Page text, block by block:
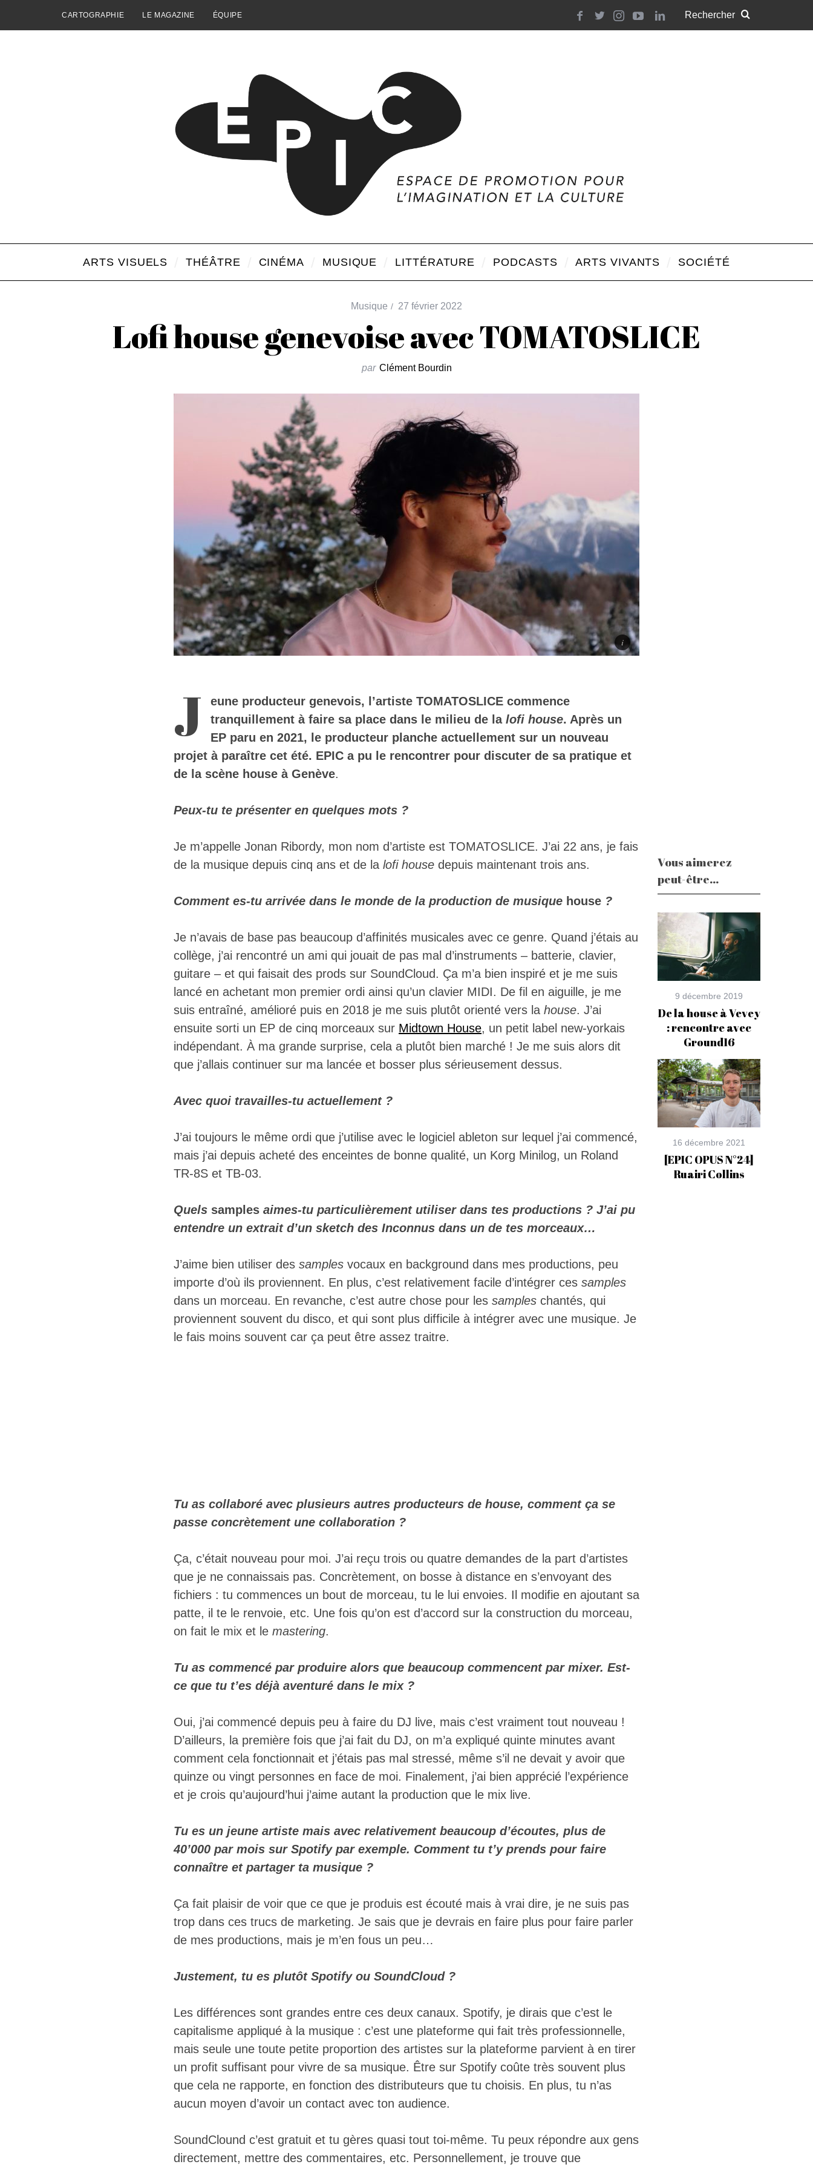
CARTOGRAPHIE LE MAGAZINE ÉQUIPE
ARTS VISUELS THÉÂTRE CINÉMA MUSIQUE LITTÉRATURE PODCASTS ARTS VIVANTS SOCIÉTÉ
Musique 27 février 2022
Lofi house genevoise avec TOMATOSLICE
par Clément Bourdin
J
eune producteur genevois, l’artiste TOMATOSLICE commence
tranquillement à faire sa place dans le milieu de la lofi house. Après un
EP paru en 2021, le producteur planche actuellement sur un nouveau
projet à paraître cet été. EPIC a pu le rencontrer pour discuter de sa pratique et
de la scène house à Genève.
Peux-tu te présenter en quelques mots ?
Je m’appelle Jonan Ribordy, mon nom d’artiste est TOMATOSLICE. J’ai 22 ans, je fais
de la musique depuis cinq ans et de la lofi house depuis maintenant trois ans.
Comment es-tu arrivée dans le monde de la production de musique house ?
Je n’avais de base pas beaucoup d’affinités musicales avec ce genre. Quand j’étais au
collège, j’ai rencontré un ami qui jouait de pas mal d’instruments – batterie, clavier,
guitare – et qui faisait des prods sur SoundCloud. Ça m’a bien inspiré et je me suis
lancé en achetant mon premier ordi ainsi qu’un clavier MIDI. De fil en aiguille, je me
suis entraîné, amélioré puis en 2018 je me suis plutôt orienté vers la house. J’ai
ensuite sorti un EP de cinq morceaux sur Midtown House, un petit label new-yorkais
indépendant. À ma grande surprise, cela a plutôt bien marché ! Je me suis alors dit
que j’allais continuer sur ma lancée et bosser plus sérieusement dessus.
Avec quoi travailles-tu actuellement ?
J’ai toujours le même ordi que j’utilise avec le logiciel ableton sur lequel j’ai commencé,
mais j’ai depuis acheté des enceintes de bonne qualité, un Korg Minilog, un Roland
TR-8S et TB-03.
Quels samples aimes-tu particulièrement utiliser dans tes productions ? J’ai pu
entendre un extrait d’un sketch des Inconnus dans un de tes morceaux…
J’aime bien utiliser des samples vocaux en background dans mes productions, peu
importe d’où ils proviennent. En plus, c’est relativement facile d’intégrer ces samples
dans un morceau. En revanche, c’est autre chose pour les samples chantés, qui
proviennent souvent du disco, et qui sont plus difficile à intégrer avec une musique. Je
le fais moins souvent car ça peut être assez traitre.
Tu as collaboré avec plusieurs autres producteurs de house, comment ça se
passe concrètement une collaboration ?
Ça, c’était nouveau pour moi. J’ai reçu trois ou quatre demandes de la part d’artistes
que je ne connaissais pas. Concrètement, on bosse à distance en s’envoyant des
fichiers : tu commences un bout de morceau, tu le lui envoies. Il modifie en ajoutant sa
patte, il te le renvoie, etc. Une fois qu’on est d’accord sur la construction du morceau,
on fait le mix et le mastering.
Tu as commencé par produire alors que beaucoup commencent par mixer. Est-
ce que tu t’es déjà aventuré dans le mix ?
Oui, j’ai commencé depuis peu à faire du DJ live, mais c’est vraiment tout nouveau !
D’ailleurs, la première fois que j’ai fait du DJ, on m’a expliqué quinte minutes avant
comment cela fonctionnait et j’étais pas mal stressé, même s’il ne devait y avoir que
quinze ou vingt personnes en face de moi. Finalement, j’ai bien apprécié l’expérience
et je crois qu’aujourd’hui j’aime autant la production que le mix live.
Tu es un jeune artiste mais avec relativement beaucoup d’écoutes, plus de
40’000 par mois sur Spotify par exemple. Comment tu t’y prends pour faire
connaître et partager ta musique ?
Ça fait plaisir de voir que ce que je produis est écouté mais à vrai dire, je ne suis pas
trop dans ces trucs de marketing. Je sais que je devrais en faire plus pour faire parler
de mes productions, mais je m’en fous un peu…
Justement, tu es plutôt Spotify ou SoundCloud ?
Les différences sont grandes entre ces deux canaux. Spotify, je dirais que c’est le
capitalisme appliqué à la musique : c’est une plateforme qui fait très professionnelle,
mais seule une toute petite proportion des artistes sur la plateforme parvient à en tirer
un profit suffisant pour vivre de sa musique. Être sur Spotify coûte très souvent plus
que cela ne rapporte, en fonction des distributeurs que tu choisis. En plus, tu n’as
aucun moyen d’avoir un contact avec ton audience.
SoundClound c’est gratuit et tu gères quasi tout toi-même. Tu peux répondre aux gens
directement, mettre des commentaires, etc. Personnellement, je trouve que
Vous aimerez
peut-être...
9 décembre 2019
De la house à Vevey
: rencontre avec
Ground16
16 décembre 2021
[EPIC OPUS N°24]
Ruairi Collins